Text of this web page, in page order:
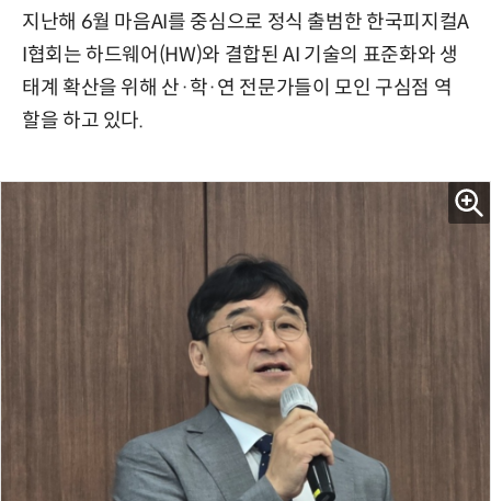
지난해 6월 마음AI를 중심으로 정식 출범한 한국피지컬A
I협회는 하드웨어(HW)와 결합된 AI 기술의 표준화와 생
태계 확산을 위해 산·학·연 전문가들이 모인 구심점 역
할을 하고 있다.